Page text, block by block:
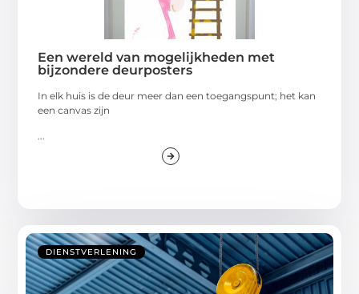
Een wereld van mogelijkheden met
bijzondere deurposters
In elk huis is de deur meer dan een toegangspunt; het kan
een canvas zijn
...
DIENSTVERLENING